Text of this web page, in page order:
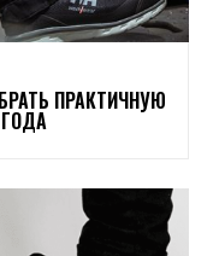
ПРАКТИЧНУЮ